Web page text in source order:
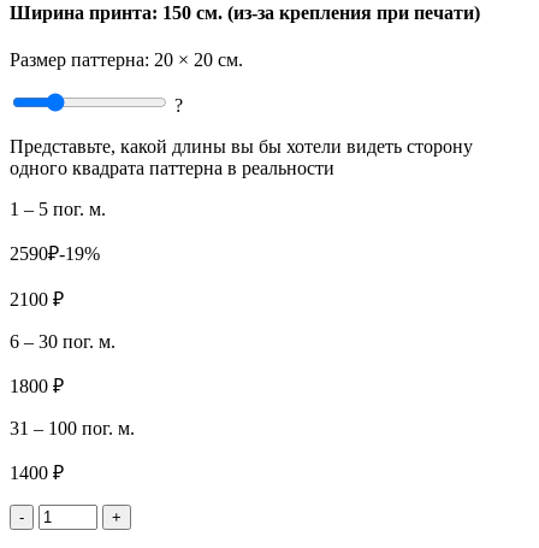
Ширина принта: 150 см. (из-за крепления при печати)
Размер паттерна: 20 × 20 см.
?
Представьте, какой длины вы бы хотели видеть сторону
одного квадрата паттерна в реальности
1 – 5 пог. м.
2590₽-19%
2100 ₽
6 – 30 пог. м.
1800 ₽
31 – 100 пог. м.
1400 ₽
- +